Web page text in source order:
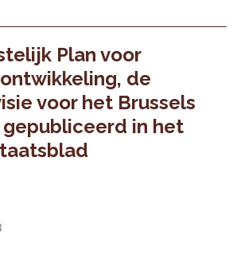
Plan voor
de
voor het Brussels
gepubliceerd in het